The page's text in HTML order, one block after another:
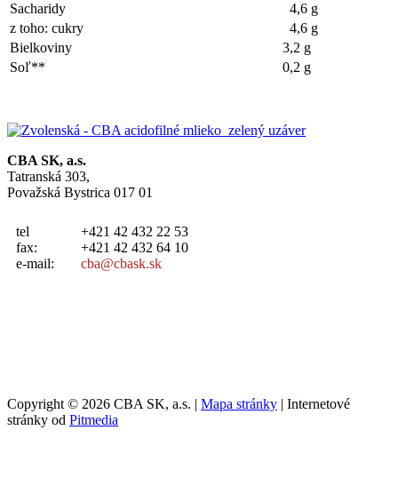
Sacharidy
4,6 g
z toho: cukry
4,6 g
Bielkoviny
3,2 g
Soľ**
0,2 g
CBA SK, a.s.
Tatranská 303,
Považská Bystrica 017 01
tel
fax:
e-mail:
+421 42 432 22 53
+421 42 432 64 10
cba@cbask.sk
Copyright © 2026 CBA SK, a.s. | Mapa stránky | Internetové
stránky od Pitmedia